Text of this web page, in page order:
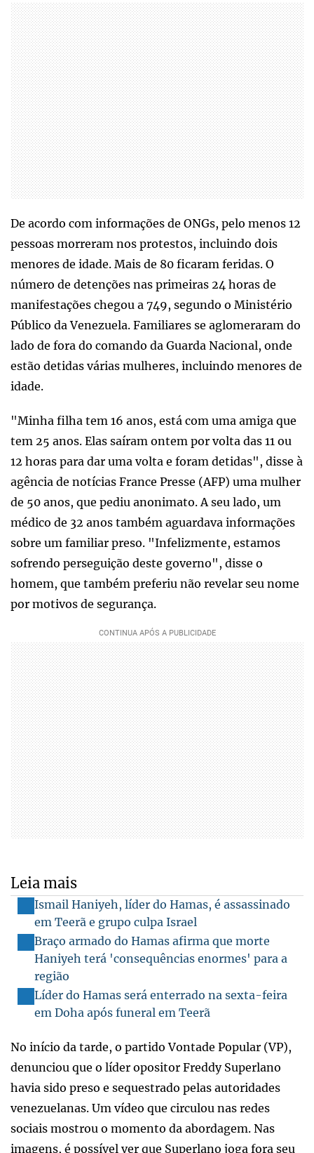
De acordo com informações de ONGs, pelo menos 12
pessoas morreram nos protestos, incluindo dois
menores de idade. Mais de 80 ficaram feridas. O
número de detenções nas primeiras 24 horas de
manifestações chegou a 749, segundo o Ministério
Público da Venezuela. Familiares se aglomeraram do
lado de fora do comando da Guarda Nacional, onde
estão detidas várias mulheres, incluindo menores de
idade.
"Minha filha tem 16 anos, está com uma amiga que
tem 25 anos. Elas saíram ontem por volta das 11 ou
12 horas para dar uma volta e foram detidas", disse à
agência de notícias France Presse (AFP) uma mulher
de 50 anos, que pediu anonimato. A seu lado, um
médico de 32 anos também aguardava informações
sobre um familiar preso. "Infelizmente, estamos
sofrendo perseguição deste governo", disse o
homem, que também preferiu não revelar seu nome
por motivos de segurança.
Leia mais
Ismail Haniyeh, líder do Hamas, é assassinado
em Teerã e grupo culpa Israel
Braço armado do Hamas afirma que morte
Haniyeh terá 'consequências enormes' para a
região
Líder do Hamas será enterrado na sexta-feira
em Doha após funeral em Teerã
No início da tarde, o partido Vontade Popular (VP),
denunciou que o líder opositor Freddy Superlano
havia sido preso e sequestrado pelas autoridades
venezuelanas. Um vídeo que circulou nas redes
sociais mostrou o momento da abordagem. Nas
imagens, é possível ver que Superlano joga fora seu